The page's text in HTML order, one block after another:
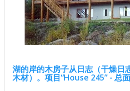
湖的岸的木房子从日志（干燥日
木材）。项目“House 245” - 总